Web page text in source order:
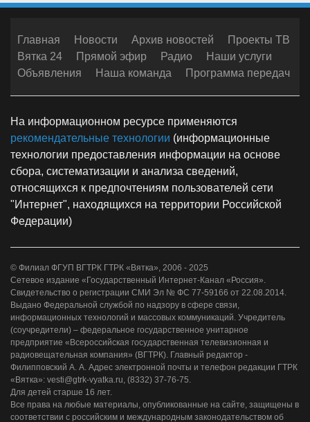
Главная Новости Архив новостей
Проекты ТВ
Вятка 24
Прямой эфир Радио
Наши услуги
Объявления
Наша команда Программа передач
На информационном ресурсе применяются
рекомендательные технологии (информационные
технологии предоставления информации на основе
сбора, систематизации и анализа сведений,
относящихся к предпочтениям пользователей сети
"Интернет", находящихся на территории Российской
Федерации)
© Филиал ФГУП ВГТРК ГТРК «Вятка», 2006 - 2025
Сетевое издание «Государственный Интернет-Канал «Россия».
Свидетельство о регистрации СМИ Эл № ФС 77-59166 от 22.08.2014.
Выдано Федеральной службой по надзору в сфере связи,
информационных технологий и массовых коммуникаций. Учредитель
(соучредители) – федеральное государственное унитарное
предприятие «Всероссийская государственная телевизионная и
радиовещательная компания» (ВГТРК). Главный редактор -
Филипповский А. А. Адрес электронной почты и телефон редакции ГТРК
«Вятка»: vesti@gtrk-vyatka.ru, (8332) 37-76-75.
Для детей старше 16 лет.
Все права на любые материалы, опубликованные на сайте, защищены в
соответствии с российским и международным законодательством об